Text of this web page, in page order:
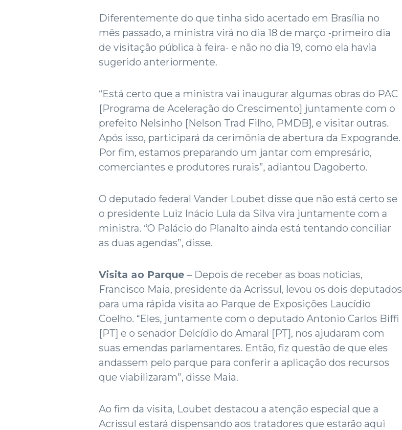
Diferentemente do que tinha sido acertado em Brasília no
mês passado, a ministra virá no dia 18 de março -primeiro dia
de visitação pública à feira- e não no dia 19, como ela havia
sugerido anteriormente.
“Está certo que a ministra vai inaugurar algumas obras do PAC
[Programa de Aceleração do Crescimento] juntamente com o
prefeito Nelsinho [Nelson Trad Filho, PMDB], e visitar outras.
Após isso, participará da cerimônia de abertura da Expogrande.
Por fim, estamos preparando um jantar com empresário,
comerciantes e produtores rurais”, adiantou Dagoberto.
O deputado federal Vander Loubet disse que não está certo se
o presidente Luiz Inácio Lula da Silva vira juntamente com a
ministra. “O Palácio do Planalto ainda está tentando conciliar
as duas agendas”, disse.
Visita ao Parque – Depois de receber as boas notícias,
Francisco Maia, presidente da Acrissul, levou os dois deputados
para uma rápida visita ao Parque de Exposições Laucídio
Coelho. “Eles, juntamente com o deputado Antonio Carlos Biffi
[PT] e o senador Delcídio do Amaral [PT], nos ajudaram com
suas emendas parlamentares. Então, fiz questão de que eles
andassem pelo parque para conferir a aplicação dos recursos
que viabilizaram”, disse Maia.
Ao fim da visita, Loubet destacou a atenção especial que a
Acrissul estará dispensando aos tratadores que estarão aqui